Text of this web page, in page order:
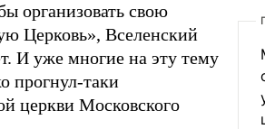
организовать свою
Церковь», Вселенский
И уже многие на эту тему
прогнул-таки
церкви Московского